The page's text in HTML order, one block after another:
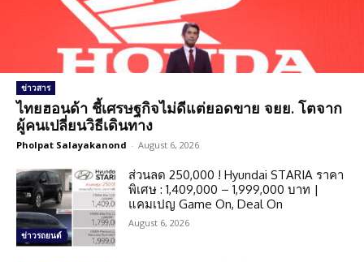
ข่าวสาร
ไทยฮอนด้า ชี้เศรษฐกิจไม่ดีแต่ยอดขาย จยย. โตจาก
ผู้คนเปลี่ยนวิธีเดินทาง
Pholpat Salayakanond - August 6, 2026
ข่าวรถยนต์
ส่วนลด 250,000 ! Hyundai STARIA ราคา
พิเศษ : 1,409,000 – 1,999,000 บาท |
แคมเปญ Game On, Deal On
August 6, 2026